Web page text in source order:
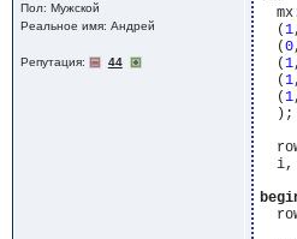
Пол: Мужской
Реальное имя: Андрей
Репутация: 44
  (
1
  (
0
  (
1
  (
1
  (
1
  );
i,